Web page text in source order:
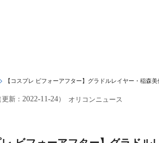
【コスプレ ビフォーアフター】グラドルレイヤー・稲森
更新： 2022-11-24） オリコンニュース